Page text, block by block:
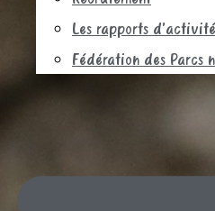
Les rapports
Fédération des Parcs